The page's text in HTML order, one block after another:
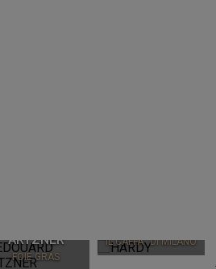
ARTZNER
FOIE GRAS
IL CAFFÃ¨ DI MILANO